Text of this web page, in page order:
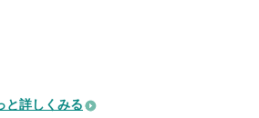
と詳しくみる